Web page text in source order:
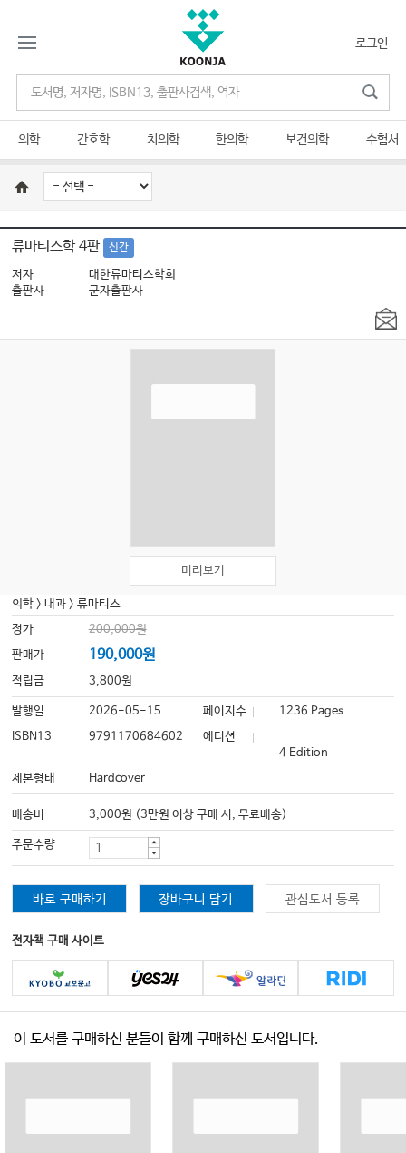
로그인
의학 간호학 치의학 한의학 보건의학 수험서
류마티스학 4판 신간
저자
대한류마티스학회
출판사
군자출판사
미리보기
의학 >내과 >류마티스
정가
200,000원
판매가
190,000원
적립금 3,800원
발행일 2026-05-15 페이지수
1236 Pages
ISBN13
9791170684602
에디션
4 Edition
제본형태
Hardcover
배송비 3,000원 (3만원 이상 구매 시, 무료배송)
주문수량
바로 구매하기 장바구니 담기 관심도서 등록
전자책 구매 사이트
이 도서를 구매하신 분들이 함께 구매하신 도서입니다.